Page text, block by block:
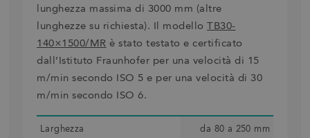
lunghezza massima di 3000 mm (altre
lunghezze su richiesta). Il modello
TB30-
140×1500/MR è stato testato e certificato
dall’Istituto Fraunhofer per una velocità di 15
m/min secondo ISO 5 e per una velocità di 30
m/min secondo ISO 6.
Larghez­za da 80 a 250 mm